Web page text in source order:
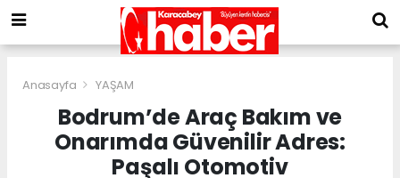
Anasayfa YAŞAM
Bodrum’de Araç Bakım ve
Onarımda Güvenilir Adres:
Paşalı Otomotiv